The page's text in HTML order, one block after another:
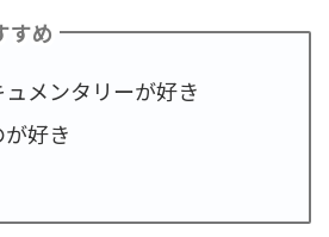
すめ
メンタリーが好き
好き